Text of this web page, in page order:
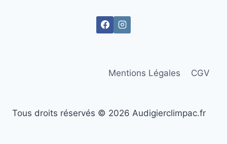
Mentions Légales CGV
Tous droits réservés © 2026 Audigierclimpac.fr